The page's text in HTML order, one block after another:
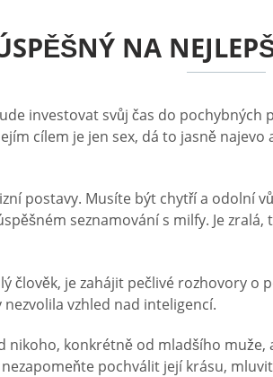
NA
investovat svůj čas do
cílem je jen sex, dá to jasně
postavy. Musíte být chytří a odolní
seznamování s milfy. Je
člověk, je zahájit pečlivé rozhovory
vzhled nad inteligencí.
nikoho, konkrétně od mladšího
pochválit její krásu,